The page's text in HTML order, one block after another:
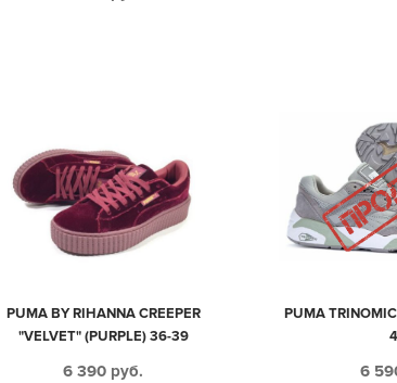
PUMA BY RIHANNA CREEPER
"VELVET" (PURPLE) 36-39
6 390 руб.
PUMA
6